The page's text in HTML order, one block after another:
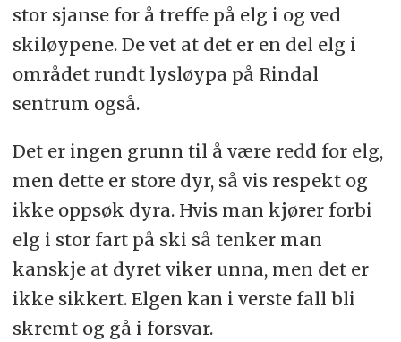
stor sjanse for å treffe på elg i og ved
skiløypene. De vet at det er en del elg i
området rundt lysløypa på Rindal
sentrum også.
Det er ingen grunn til å være redd for elg,
men dette er store dyr, så vis respekt og
ikke oppsøk dyra. Hvis man kjører forbi
elg i stor fart på ski så tenker man
kanskje at dyret viker unna, men det er
ikke sikkert. Elgen kan i verste fall bli
skremt og gå i forsvar.